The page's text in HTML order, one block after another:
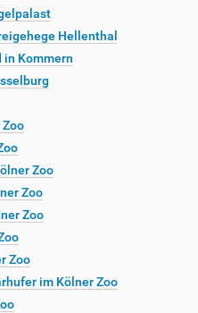
Hellenthal
in Kommern
Zoo
Zoo
Zoo
Zoo
im Kölner Zoo